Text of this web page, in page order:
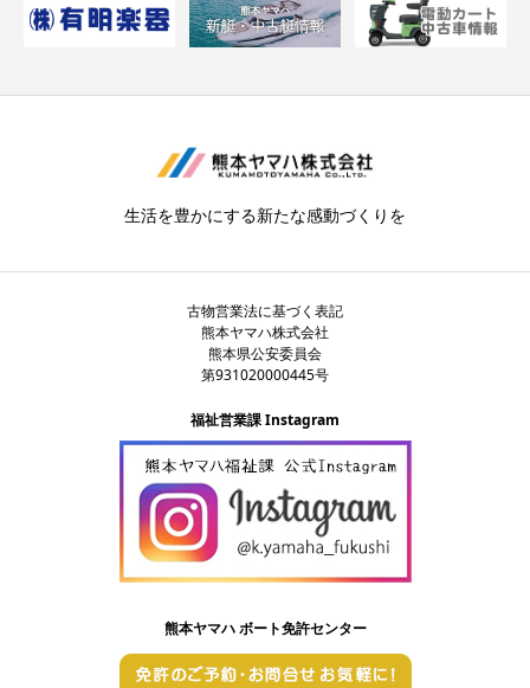
生活を豊かにする新たな感動づくりを
古物営業法に基づく表記
熊本ヤマハ株式会社
熊本県公安委員会
第931020000445号
福祉営業課 Instagram
熊本ヤマハ ボート免許センター